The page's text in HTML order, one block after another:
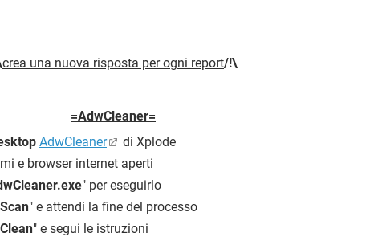
crea una nuova risposta per ogni report/!\
=AdwCleaner=
AdwCleaner
di Xplode
e browser internet aperti
" per eseguirlo
Scan" e attendi la fine del processo
Clean" e segui le istruzioni